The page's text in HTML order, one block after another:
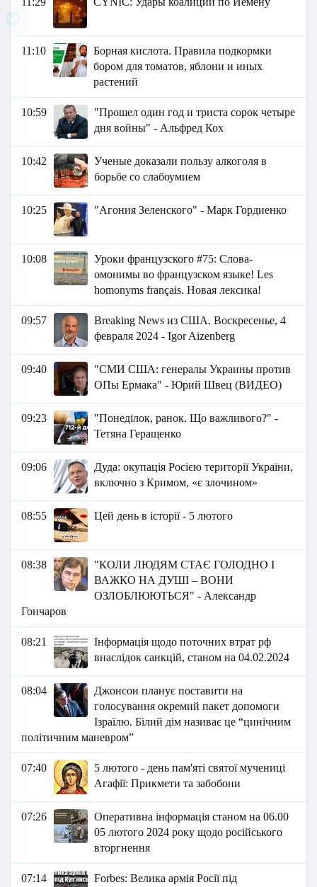
11:10
Борная кислота. Правила подкормки
бором для томатов, яблони и иных
растений
10:59
"Прошел один год и триста сорок четыре
дня войны" - Альфред Кох
10:42
Ученые доказали пользу алкоголя в
борьбе со слабоумием
10:25 "Агония Зеленского" - Марк Гордиенко
10:08
Уроки французского #75: Слова-
омонимы во французском языке! Les
homonyms français. Новая лексика!
09:57
Breaking News из США. Воскресенье, 4
февраля 2024 - Igor Aizenberg
09:40
"СМИ США: генералы Украины против
ОПы Ермака" - Юрий Швец (ВИДЕО)
09:23
"Понеділок, ранок. Що важливого?" -
Тетяна Геращенко
09:06
Дуда: окупація Росією території України,
включно з Кримом, «є злочином»
08:55 Цей день в історії - 5 лютого
08:38
"КОЛИ ЛЮДЯМ СТАЄ ГОЛОДНО І
ВАЖКО НА ДУШІ – ВОНИ
ОЗЛОБЛЮЮТЬСЯ" - Александр
Гончаров
08:21
Інформація щодо поточних втрат рф
внаслідок санкцій, станом на 04.02.2024
08:04
Джонсон планує поставити на
голосування окремий пакет допомоги
Ізраїлю. Білий дім називає це “цинічним
політичним маневром”
07:40
5 лютого - день пам'яті святої мучениці
Агафії: Прикмети та забобони
07:26
Оперативна інформація станом на 06.00
05 лютого 2024 року щодо російського
вторгнення
07:14
Forbes: Велика армія Росії під